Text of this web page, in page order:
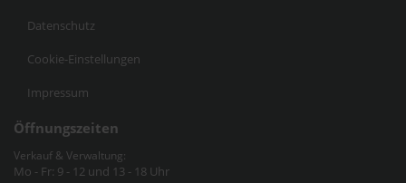
Datenschutz
Cookie-Einstellungen
Impressum
Öffnungszeiten
Verkauf & Verwaltung:
Mo - Fr: 9 - 12 und 13 - 18 Uhr